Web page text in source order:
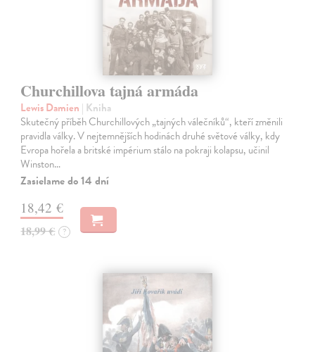
Churchillova tajná armáda
Lewis Damien | Kniha
Skutečný příběh Churchillových „tajných válečníků“, kteří změnili
pravidla války. V nejtemnějších hodinách druhé světové války, kdy
Evropa hořela a britské impérium stálo na pokraji kolapsu, učinil
Winston…
Zasielame do 14 dní
18,42 €
18,99 € ?